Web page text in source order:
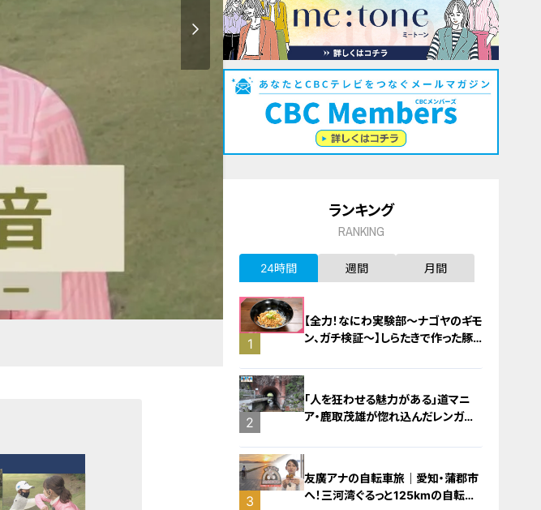
ランキング
RANKING
24時間 週間 月間
1
【全力！なにわ実験部～ナゴヤのギモ
ン、ガチ検証～】しらたきで作った豚
2
「人を狂わせる魅力がある」道マニ
ア・鹿取茂雄が惚れ込んだレンガの
3
友廣アナの自転車旅｜愛知・蒲郡市
へ！三河湾ぐるっと125kmの自転車